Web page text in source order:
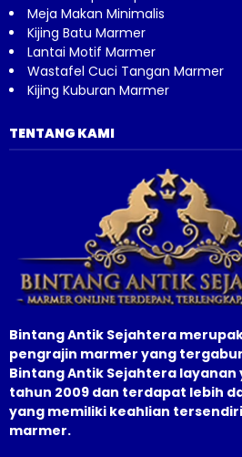
Meja Makan Minimalis
Kijing Batu Marmer
Lantai Motif Marmer
Wastafel Cuci Tangan Marmer
Kijing Kuburan Marmer
TENTANG KAMI
Bintang Antik Sejahtera
pengrajin marmer yang
Bintang Antik Sejahtera
tahun 2009 dan terdapat lebih
yang memiliki keahlian
marmer.